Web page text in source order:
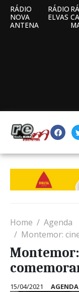
RÁDIO
NOVA
ANTENA
RÁDIO
ELVAS
Home
Agenda
Montemor:
15/04/2021 AGENDA